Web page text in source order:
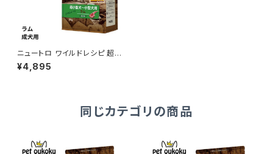
ニュートロ ワイルドレシピ 超小
型犬〜小型犬用 成犬用 ラム 2k
g 4562358788604
¥4,895
同じカテゴリの商品